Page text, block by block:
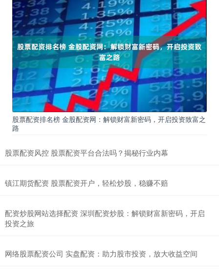
股票配资排名榜 金股配资网：解锁财富新密码，开启投资致富之
路
股票配资风控 股票配资平台合法吗？揭秘行业内幕
镇江期货配资 股票配资开户，轻松炒股，稳赚不赔
配资炒股网站选择配资 深圳配资炒股：解锁财富新密码，开启
投资之旅
网络股票配资公司 实盘配资：助力股市投资，放大收益空间